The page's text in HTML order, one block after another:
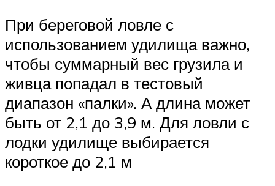
При береговой ловле с
использованием удилища важно,
чтобы суммарный вес грузила и
живца попадал в тестовый
диапазон «палки». А длина может
быть от 2,1 до 3,9 м. Для ловли с
лодки удилище выбирается
короткое до 2,1 м